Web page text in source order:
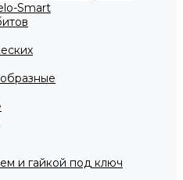
Smart
и гайкой под ключ